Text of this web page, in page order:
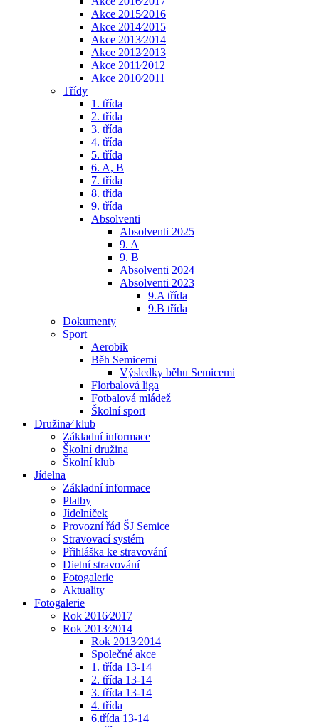
Akce 2015⁄2016
Akce 2014⁄2015
Akce 2013⁄2014
Akce 2012⁄2013
Akce 2011⁄2012
Akce 2010⁄2011
Třídy
1. třída
2. třída
3. třída
4. třída
5. třída
6. A, B
7. třída
8. třída
9. třída
Absolventi
Absolventi 2025
9. A
9. B
Absolventi 2024
Absolventi 2023
9.A třída
9.B třída
Dokumenty
Sport
Aerobik
Běh Semicemi
Výsledky běhu Semicemi
Florbalová liga
Fotbalová mládež
Školní sport
Družina⁄ klub
Základní informace
Školní družina
Školní klub
Jídelna
Základní informace
Platby
Jídelníček
Provozní řád ŠJ Semice
Stravovací systém
Přihláška ke stravování
Dietní stravování
Fotogalerie
Aktuality
Fotogalerie
Rok 2016⁄2017
Rok 2013⁄2014
Rok 2013⁄2014
Společné akce
1. třída 13-14
2. třída 13-14
3. třída 13-14
4. třída
6.třída 13-14